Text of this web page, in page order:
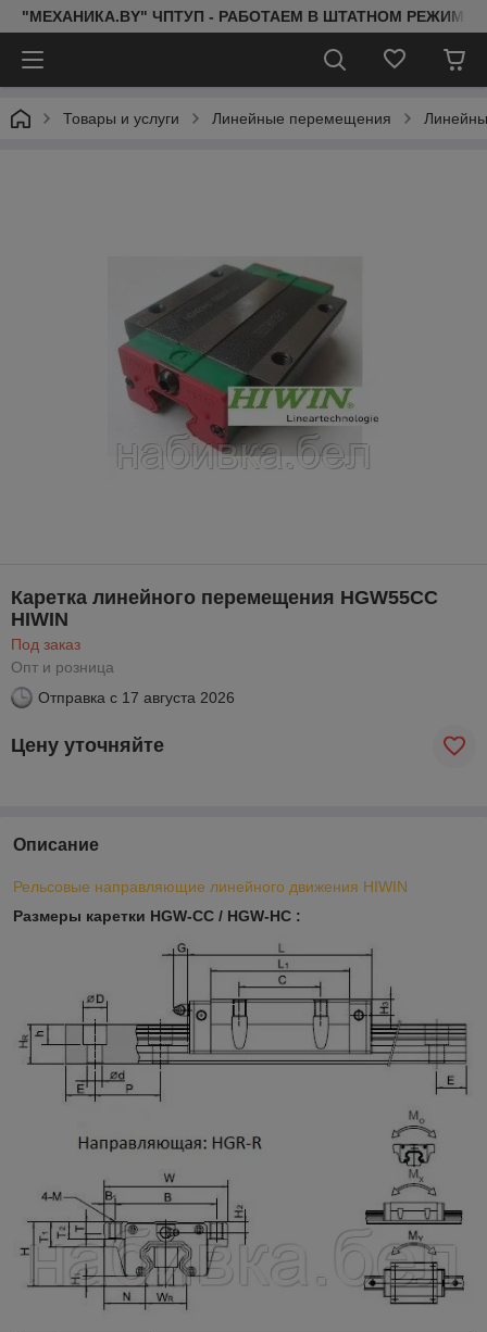
"МЕХАНИКА.BY" ЧПТУП - РАБОТАЕМ В ШТАТНОМ РЕЖИМЕ
Товары и услуги Линейные перемещения
Каретка линейного перемещения HGW55CC
HIWIN
Под заказ
Опт и розница
Отправка с 17 августа 2026
Цену уточняйте
Описание
Рельсовые направляющие линейного движения HIWIN
Размеры каретки HGW-CC / HGW-HC :